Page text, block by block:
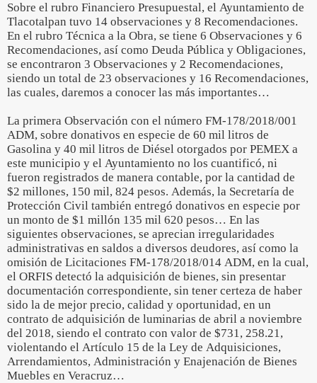
Sobre el rubro Financiero Presupuestal, el Ayuntamiento de
Tlacotalpan tuvo 14 observaciones y 8 Recomendaciones.
En el rubro Técnica a la Obra, se tiene 6 Observaciones y 6
Recomendaciones, así como Deuda Pública y Obligaciones,
se encontraron 3 Observaciones y 2 Recomendaciones,
siendo un total de 23 observaciones y 16 Recomendaciones,
las cuales, daremos a conocer las más importantes…
La primera Observación con el número FM-178/2018/001
ADM, sobre donativos en especie de 60 mil litros de
Gasolina y 40 mil litros de Diésel otorgados por PEMEX a
este municipio y el Ayuntamiento no los cuantificó, ni
fueron registrados de manera contable, por la cantidad de
$2 millones, 150 mil, 824 pesos. Además, la Secretaría de
Protección Civil también entregó donativos en especie por
un monto de $1 millón 135 mil 620 pesos… En las
siguientes observaciones, se aprecian irregularidades
administrativas en saldos a diversos deudores, así como la
omisión de Licitaciones FM-178/2018/014 ADM, en la cual,
el ORFIS detectó la adquisición de bienes, sin presentar
documentación correspondiente, sin tener certeza de haber
sido la de mejor precio, calidad y oportunidad, en un
contrato de adquisición de luminarias de abril a noviembre
del 2018, siendo el contrato con valor de $731, 258.21,
violentando el Artículo 15 de la Ley de Adquisiciones,
Arrendamientos, Administración y Enajenación de Bienes
Muebles en Veracruz…